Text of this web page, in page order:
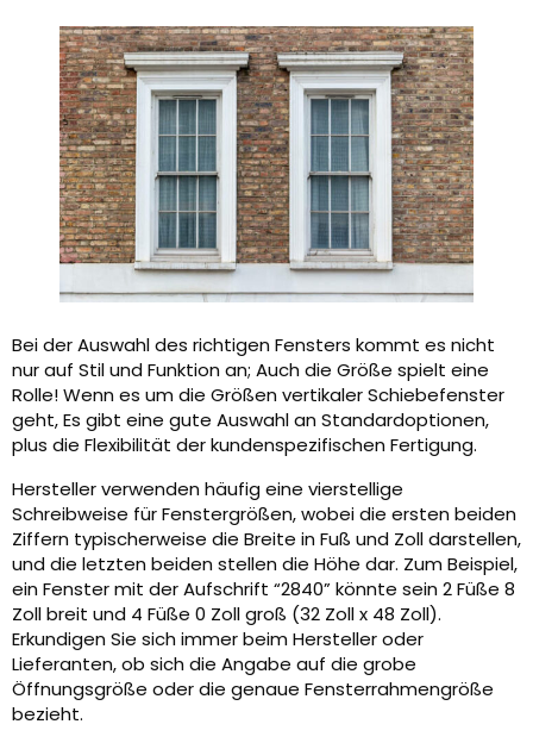
Bei der Auswahl des richtigen Fensters kommt es nicht
nur auf Stil und Funktion an; Auch die Größe spielt eine
Rolle! Wenn es um die Größen vertikaler Schiebefenster
geht, Es gibt eine gute Auswahl an Standardoptionen,
plus die Flexibilität der kundenspezifischen Fertigung.
Hersteller verwenden häufig eine vierstellige
Schreibweise für Fenstergrößen, wobei die ersten beiden
Ziffern typischerweise die Breite in Fuß und Zoll darstellen,
und die letzten beiden stellen die Höhe dar. Zum Beispiel,
ein Fenster mit der Aufschrift “2840” könnte sein 2 Füße 8
Zoll breit und 4 Füße 0 Zoll groß (32 Zoll x 48 Zoll).
Erkundigen Sie sich immer beim Hersteller oder
Lieferanten, ob sich die Angabe auf die grobe
Öffnungsgröße oder die genaue Fensterrahmengröße
bezieht.